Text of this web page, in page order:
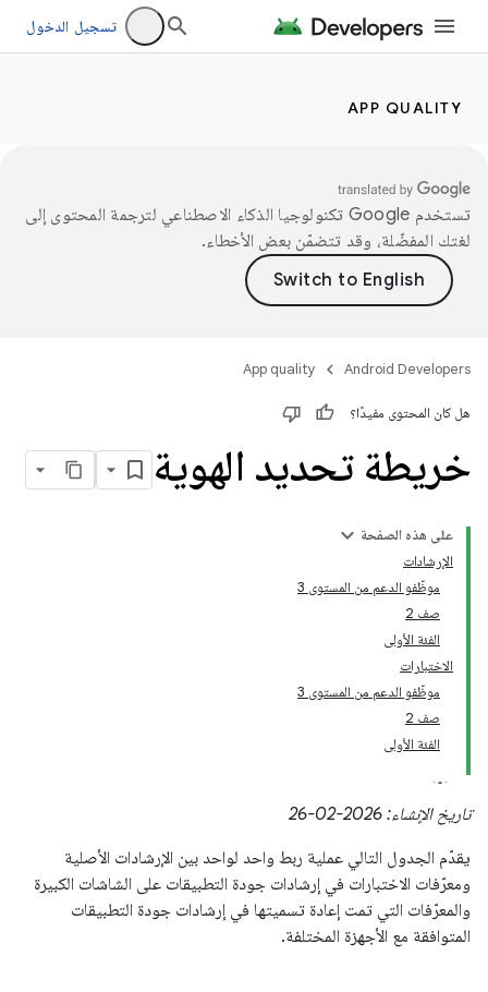
تسجيل الدخول
APP QUALITY
تستخدم Google تكنولوجيا الذكاء الاصطناعي لترجمة المحتوى إلى
لغتك المفضّلة، وقد تتضمّن بعض الأخطاء.
Android Developers
App quality
هل كان المحتوى مفيدًا؟
خريطة تحديد الهوية
على هذه الصفحة
الإرشادات
موظّفو الدعم من المستوى 3
صف 2
الفئة الأولى
الاختبارات
موظّفو الدعم من المستوى 3
صف 2
الفئة الأولى
تاريخ الإنشاء: 2026-02-26
يقدّم الجدول التالي عملية ربط واحد لواحد بين الإرشادات الأصلية
ومعرّفات الاختبارات في إرشادات جودة التطبيقات على الشاشات الكبيرة
والمعرّفات التي تمت إعادة تسميتها في إرشادات جودة التطبيقات
المتوافقة مع الأجهزة المختلفة.